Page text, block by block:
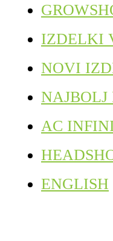
IZDELKI
NOVI
NAJBOLJ
AC
ENGLISH